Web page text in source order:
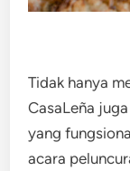
Tidak hanya
CasaLeña
yang
acara